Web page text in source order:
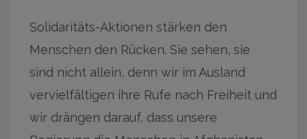
Solidaritäts-Aktionen stärken den
Menschen den Rücken. Sie sehen, sie
sind nicht allein, denn wir im Ausland
vervielfältigen ihre Rufe nach Freiheit und
wir drängen darauf, dass unsere